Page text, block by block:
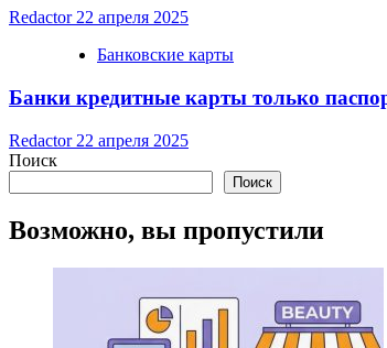
Redactor 22 апреля 2025
Банковские карты
Банки кредитные карты только
Redactor 22 апреля 2025
Поиск
Поиск
Возможно, вы пропустили